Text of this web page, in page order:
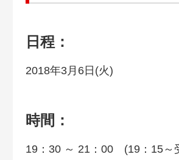
日程：
2018年3月6日(火)
時間：
19：30 ～ 21：00 (19：15～